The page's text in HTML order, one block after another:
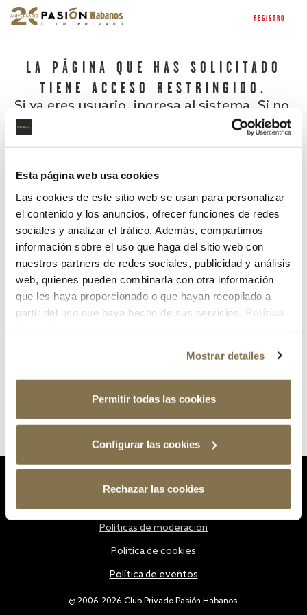
Esta página web usa cookies
Las cookies de este sitio web se usan para personalizar
el contenido y los anuncios, ofrecer funciones de redes
sociales y analizar el tráfico. Además, compartimos
información sobre el uso que haga del sitio web con
nuestros partners de redes sociales, publicidad y análisis
web, quienes pueden combinarla con otra información
que les haya proporcionado o que hayan recopilado a
partir del uso que haya hecho de sus servicios. Política
Mostrar detalles
Permitir todas las cookies
Configurar las cookies
Rechazar las cookies
REGISTRO
LA PÁGINA QUE HAS SOLICITADO
TIENE ACCESO RESTRINGIDO.
Si ya eres usuario, ingresa al sistema. Si no,
¿Has olvidado tu contraseña?
@ 2006-2026 Club Privado Pasión Habanos.
Políticas de moderación
Política de cookies
Política de eventos